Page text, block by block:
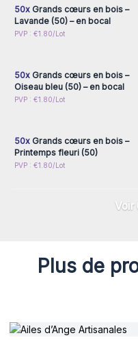
50xGrands cœurs en bois –
Lavande (50) – en bocal
PVP : €1.80/LotConnectez-vous ou
50xGrands cœurs en bois –
Oiseau bleu (50) – en bocal
PVP : €1.80/LotConnectez-vous ou
50xGrands cœurs en bois –
Printemps fleuri (50)
PVP : €1.80/Lot
Voir
Plus de